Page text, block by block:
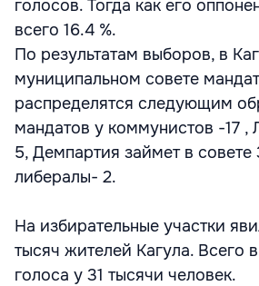
голосов. Тогда как его
всего 16.4 %.
По результатам выборов, в
муниципальном совете
распределятся следующим
мандатов у коммунистов -17
5, Демпартия займет в совете
либералы- 2.
На избирательные участки
тысяч жителей Кагула. Всего
голоса у 31 тысячи человек.